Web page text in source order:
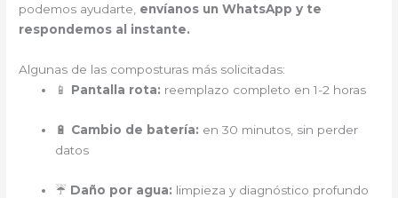
podemos ayudarte, envíanos un WhatsApp y te
respondemos al instante.
Algunas de las composturas más solicitadas:
📱 Pantalla rota: reemplazo completo en 1-2 horas
🔋 Cambio de batería: en 30 minutos, sin perder
datos
☔ Daño por agua: limpieza y diagnóstico profundo